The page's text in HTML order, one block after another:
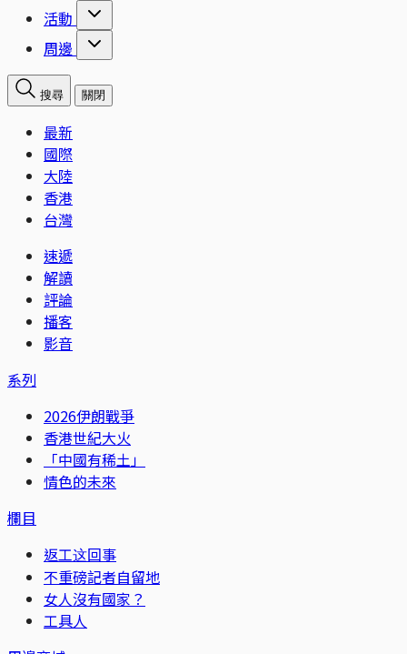
活動
周邊
搜尋 關閉
最新
國際
大陸
香港
台灣
速遞
解讀
評論
播客
影音
系列
2026伊朗戰爭
香港世紀大火
「中國有稀土」
情色的未來
欄目
返工这回事
不重磅記者自留地
女人沒有國家？
工具人